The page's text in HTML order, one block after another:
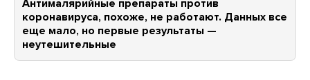
Антималярийные препараты против
коронавируса, похоже, не работают. Данных все
еще мало, но первые результаты —
неутешительные